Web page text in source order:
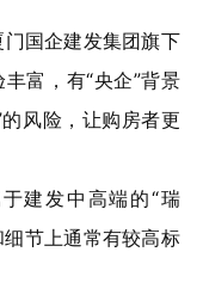
国企建发集团旗下
富，有“央企”背景
风险，让购房者更
建发中高端的“瑞
细节上通常有较高标